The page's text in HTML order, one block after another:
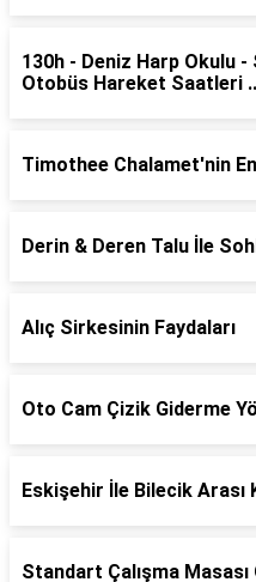
130h - Deniz Harp Okulu -
Otobüs Hareket Saatleri ..
Timothee Chalamet'nin
Derin & Deren Talu İle
Alıç Sirkesinin Faydaları
Oto Cam Çizik Giderme
Eskişehir İle Bilecik Arası
Standart Çalışma